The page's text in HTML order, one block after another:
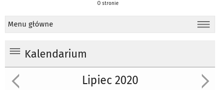
O stronie
Menu główne
Kalendarium
Lipiec 2020